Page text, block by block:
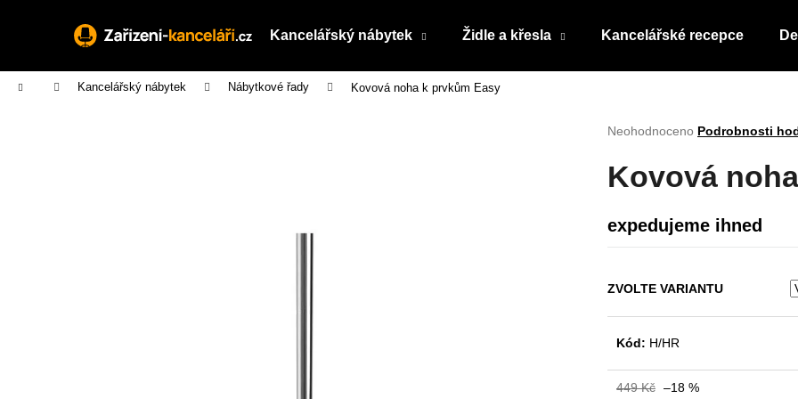
Kancelářský nábytek Židle a křesla Kancelářské recepce
Domů Kancelářský nábytek Nábytkové řady Kovová noha k prvkům Easy
Průměrné
produktu
je
5
Neohodnoceno Podrobnosti
Kovová
expedujeme ihned
ZVOLTE VARIANTU
Kód: H/HR
449 Kč –18 %
Zpět
do
Zpět
do
Co potřebujete najít?
HLEDAT